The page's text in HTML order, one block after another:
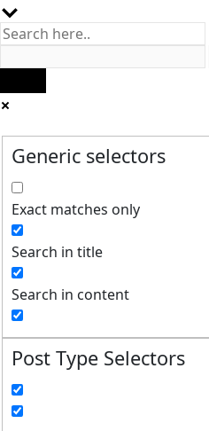
Generic selectors
Exact matches only
Search in title
Search in content
Post Type Selectors